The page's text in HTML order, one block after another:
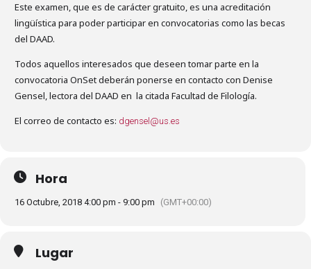
Este examen, que es de carácter gratuito, es una acreditación
lingüística para poder participar en convocatorias como las becas
del DAAD.
Todos aquellos interesados que deseen tomar parte en la
convocatoria OnSet deberán ponerse en contacto con Denise
Gensel, lectora del DAAD en la citada Facultad de Filología.
El correo de contacto es: dgensel@us.es
Hora
16 Octubre, 2018 4:00 pm - 9:00 pm (GMT+00:00)
Lugar